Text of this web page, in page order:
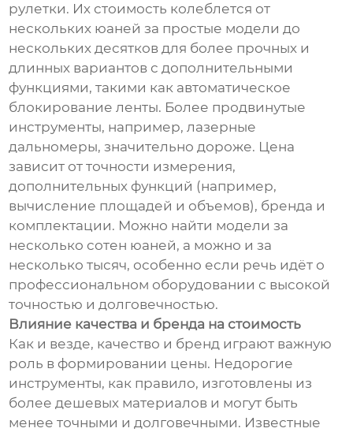
рулетки. Их стоимость колеблется от
нескольких юаней за простые модели до
нескольких десятков для более прочных и
длинных вариантов с дополнительными
функциями, такими как автоматическое
блокирование ленты. Более продвинутые
инструменты, например, лазерные
дальномеры, значительно дороже. Цена
зависит от точности измерения,
дополнительных функций (например,
вычисление площадей и объемов), бренда и
комплектации. Можно найти модели за
несколько сотен юаней, а можно и за
несколько тысяч, особенно если речь идёт о
профессиональном оборудовании с высокой
точностью и долговечностью.
Влияние качества и бренда на стоимость
Как и везде, качество и бренд играют важную
роль в формировании цены. Недорогие
инструменты, как правило, изготовлены из
более дешевых материалов и могут быть
менее точными и долговечными. Известные